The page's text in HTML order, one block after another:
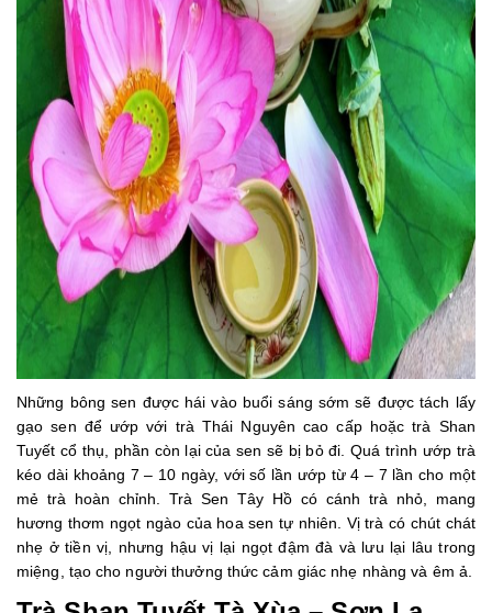
Những bông sen được hái vào buổi sáng sớm sẽ được tách lấy
gạo sen để ướp với trà Thái Nguyên cao cấp hoặc trà Shan
Tuyết cổ thụ, phần còn lại của sen sẽ bị bỏ đi. Quá trình ướp trà
kéo dài khoảng 7 – 10 ngày, với số lần ướp từ 4 – 7 lần cho một
mẻ trà hoàn chỉnh. Trà Sen Tây Hồ có cánh trà nhỏ, mang
hương thơm ngọt ngào của hoa sen tự nhiên. Vị trà có chút chát
nhẹ ở tiền vị, nhưng hậu vị lại ngọt đậm đà và lưu lại lâu trong
miệng, tạo cho người thưởng thức cảm giác nhẹ nhàng và êm ả.